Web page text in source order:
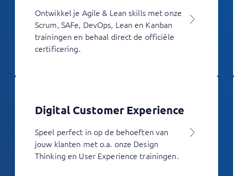
Ontwikkel je Agile & Lean skills met onze
Scrum, SAFe, DevOps, Lean en Kanban
trainingen en behaal direct de officiële
certificering.
Digital Customer Experience
Speel perfect in op de behoeften van
jouw klanten met o.a. onze Design
Thinking en User Experience trainingen.